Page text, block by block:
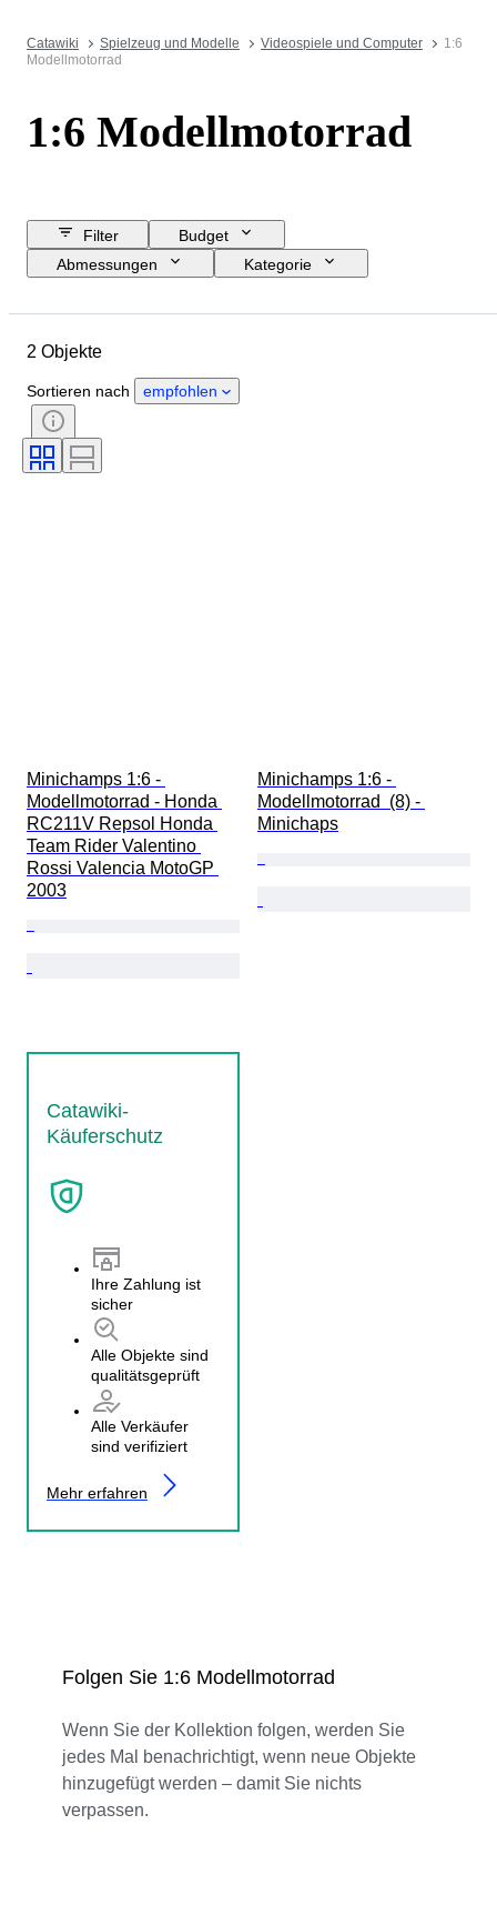
Catawiki Spielzeug und Modelle Videospiele und Computer
1:6
Modellmotorrad
1:6 Modellmotorrad
Filter
Budget
Abmessungen
Kategorie
Material
Farbe
Epoche
2 Objekte
Sortieren nach empfohlen
Minichamps 1:6 -
Modellmotorrad - Honda
RC211V Repsol Honda
Team Rider Valentino
Rossi Valencia MotoGP
2003
Minichamps 1:6 -
Modellmotorrad  (8) -
Minichaps
Catawiki-
Käuferschutz
Ihre Zahlung ist
sicher
Alle Objekte sind
qualitätsgeprüft
Alle Verkäufer
sind verifiziert
Mehr erfahren
Folgen Sie 1:6 Modellmotorrad
Wenn Sie der Kollektion folgen, werden Sie
jedes Mal benachrichtigt, wenn neue Objekte
hinzugefügt werden – damit Sie nichts
verpassen.